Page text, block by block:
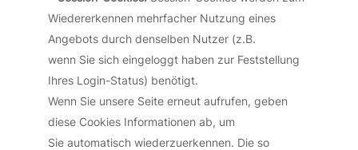
Wiedererkennen mehrfacher Nutzung eines
Angebots durch denselben Nutzer (z.B.
wenn Sie sich eingeloggt haben zur Feststellung
Ihres Login-Status) benötigt.
Wenn Sie unsere Seite erneut aufrufen, geben
diese Cookies Informationen ab, um
Sie automatisch wiederzuerkennen. Die so